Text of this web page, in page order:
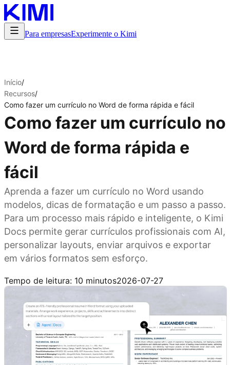
Para empresasExperimente o Kimi
Início/
Recursos/
Como fazer um currículo no Word de forma rápida e fácil
Como fazer um currículo no
Word de forma rápida e
fácil
Aprenda a fazer um currículo no Word usando
modelos, dicas de formatação e um passo a passo.
Para um processo mais rápido e inteligente, o Kimi
Docs permite gerar currículos profissionais com AI,
personalizar layouts, enviar arquivos e exportar
em vários formatos sem esforço.
Tempo de leitura: 10 minutos2026-07-27